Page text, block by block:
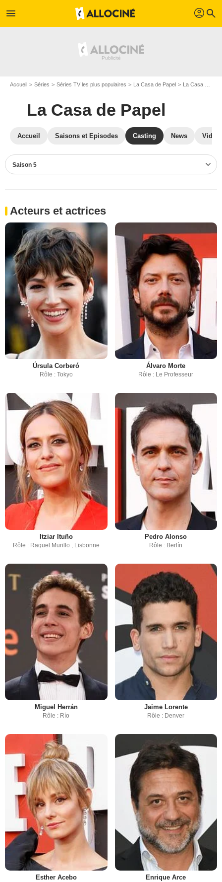
menu profil search
Accueil Séries Séries TV les plus populaires La Casa de Papel La Casa de Papel S05
La Casa de Papel
Accueil Saisons et Episodes Casting News
Saison 5
Acteurs et actrices
Úrsula Corberó
Rôle : Tokyo
Álvaro Morte
Rôle : Le Professeur
Itziar Ituño
Rôle : Raquel Murillo , Lisbonne
Pedro Alonso
Rôle : Berlín
Miguel Herrán
Rôle : Río
Jaime Lorente
Rôle : Denver
Esther Acebo Enrique Arce